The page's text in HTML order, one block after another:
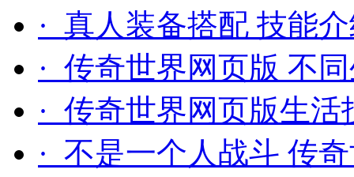
· 真人装备搭配 技能
· 传奇世界网页版 不
· 传奇世界网页版生
· 不是一个人战斗 传